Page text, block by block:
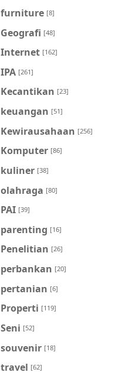
furniture [8]
Geografi [48]
Internet [162]
IPA [261]
Kecantikan [23]
keuangan [51]
Kewirausahaan [256]
Komputer [86]
kuliner [38]
olahraga [80]
PAI [39]
parenting [16]
Penelitian [26]
perbankan [20]
pertanian [6]
Properti [119]
Seni [52]
souvenir [18]
travel [62]